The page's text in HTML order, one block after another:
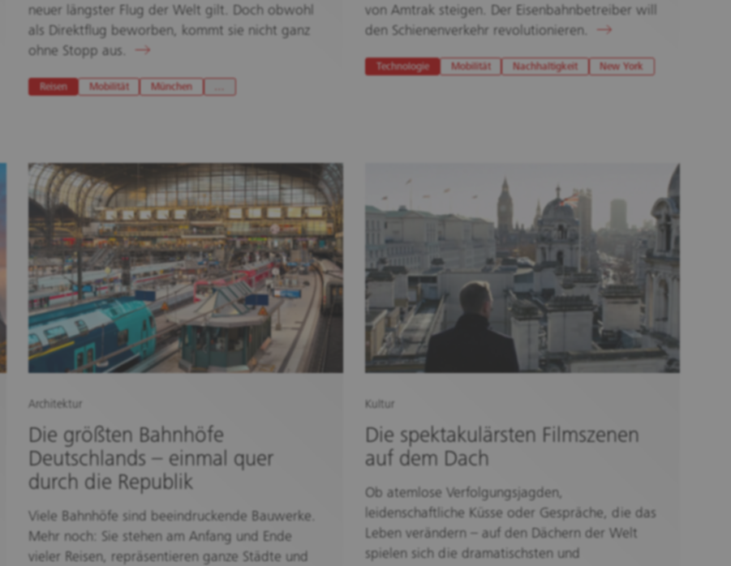
neuer längster Flug der Welt gilt. Doch obwohl
als Direktflug beworben, kommt sie nicht ganz
ohne Stopp aus.
Reisen Mobilität München
von Amtrak steigen. Der Eisenbahnbetreiber will
den Schienenverkehr revolutionieren.
Technologie Mobilität Nachhaltigkeit New York
Architektur
Die größten Bahnhöfe
Deutschlands – einmal quer
durch die Republik
Viele Bahnhöfe sind beeindruckende Bauwerke.
Mehr noch: Sie stehen am Anfang und Ende
vieler Reisen, repräsentieren ganze Städte und
Kultur
Die spektakulärsten Filmszenen
auf dem Dach
Ob atemlose Verfolgungsjagden,
leidenschaftliche Küsse oder Gespräche, die das
Leben verändern – auf den Dächern der Welt
spielen sich die dramatischsten und